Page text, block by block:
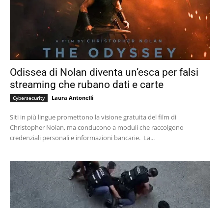
Odissea di Nolan diventa un’esca per falsi
streaming che rubano dati e carte
Cybersecurity Laura Antonelli
Siti in più lingue promettono la visione gratuita del film di
Christopher Nolan, ma conducono a moduli che raccolgono
credenziali personali e informazioni bancarie. La...